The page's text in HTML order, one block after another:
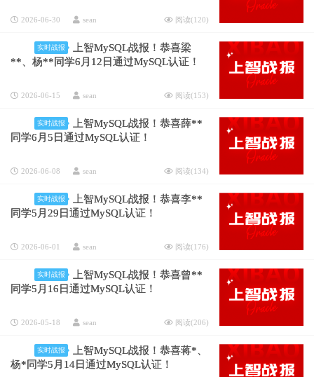
2026-06-30 sean 阅读(120)
实时战报
上智MySQL战报！恭喜梁
**、杨**同学6月12日通过MySQL认证！
2026-06-15 sean 阅读(153)
实时战报
上智MySQL战报！恭喜薛**
同学6月5日通过MySQL认证！
2026-06-08 sean 阅读(134)
实时战报
上智MySQL战报！恭喜李**
同学5月29日通过MySQL认证！
2026-06-01 sean 阅读(176)
实时战报
上智MySQL战报！恭喜曾**
同学5月16日通过MySQL认证！
2026-05-18 sean 阅读(206)
实时战报
上智MySQL战报！恭喜蒋*、
杨*同学5月14日通过MySQL认证！